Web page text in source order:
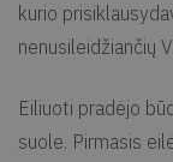
kurio
nenusileidžiančių
Eiliuoti pradėjo
suole. Pirmasis